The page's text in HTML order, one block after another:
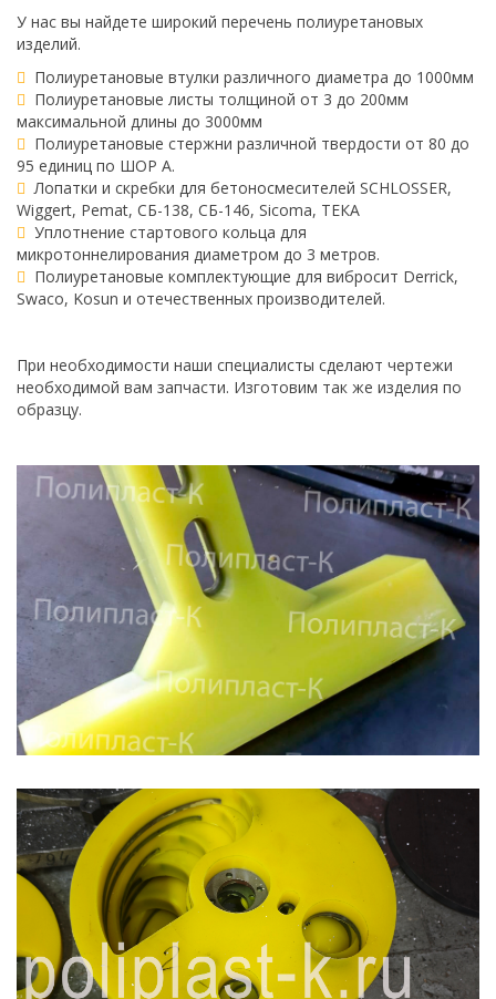
У нас вы найдете широкий перечень полиуретановых
изделий.
Полиуретановые втулки различного диаметра до 1000мм
Полиуретановые листы толщиной от 3 до 200мм
максимальной длины до 3000мм
Полиуретановые стержни различной твердости от 80 до
95 единиц по ШОР А.
Лопатки и скребки для бетоносмесителей SCHLOSSER,
Wiggert, Pemat, СБ-138, СБ-146, Sicoma, ТЕКА
Уплотнение стартового кольца для
микротоннелирования диаметром до 3 метров.
Полиуретановые комплектующие для вибросит Derrick,
Swaco, Kosun и отечественных производителей.
При необходимости наши специалисты сделают чертежи
необходимой вам запчасти. Изготовим так же изделия по
образцу.